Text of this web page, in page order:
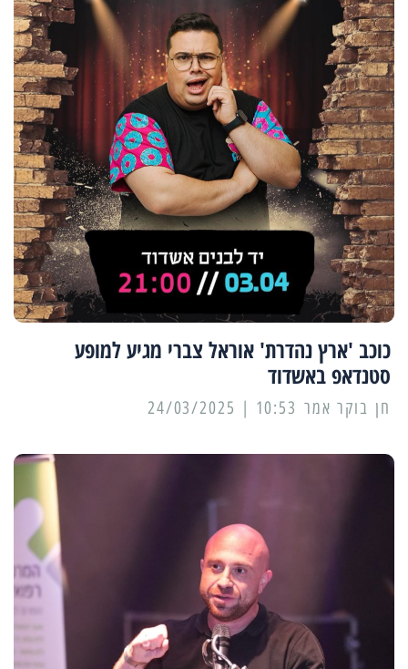
כוכב 'ארץ נהדרת' אוראל צברי מגיע למופע
סטנדאפ באשדוד
10:53 | 24/03/2025